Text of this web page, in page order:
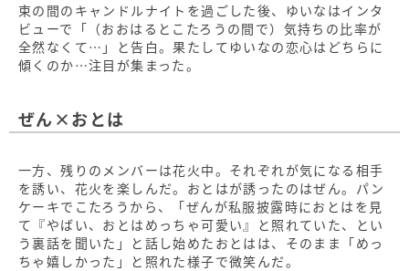
束の間のキャンドルナイトを過ごした後、ゆいなはインタ
ビューで「（おおはるとこたろうの間で）気持ちの比率が
全然なくて…」と告白。果たしてゆいなの恋心はどちらに
傾くのか…注目が集まった。
ぜん×おとは
一方、残りのメンバーは花火中。それぞれが気になる相手
を誘い、花火を楽しんだ。おとはが誘ったのはぜん。パン
ケーキでこたろうから、「ぜんが私服披露時におとはを見
て『やばい、おとはめっちゃ可愛い』と照れていた、とい
う裏話を聞いた」と話し始めたおとはは、そのまま「めっ
ちゃ嬉しかった」と照れた様子で微笑んだ。